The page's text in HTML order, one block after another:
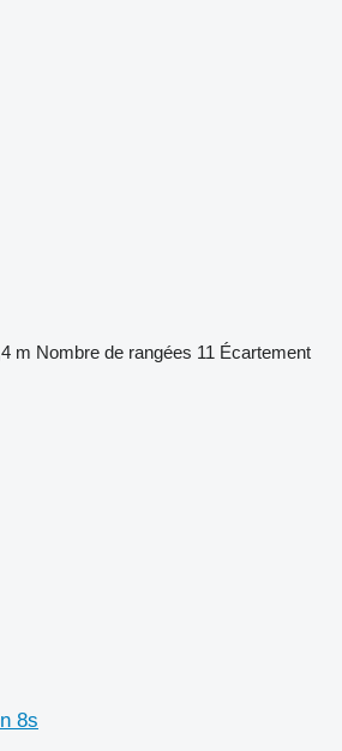
m Nombre de rangées 11 Écartement
8s